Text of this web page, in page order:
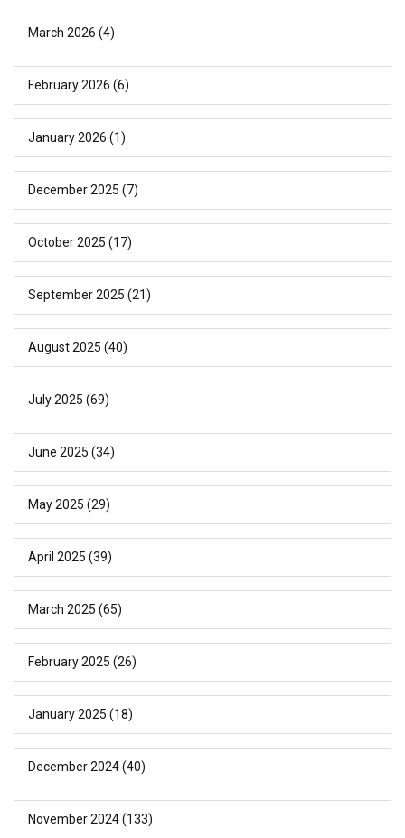
March 2026 (4)
February 2026 (6)
January 2026 (1)
December 2025 (7)
October 2025 (17)
September 2025 (21)
August 2025 (40)
July 2025 (69)
June 2025 (34)
May 2025 (29)
April 2025 (39)
March 2025 (65)
February 2025 (26)
January 2025 (18)
December 2024(40)
November 2024(133)